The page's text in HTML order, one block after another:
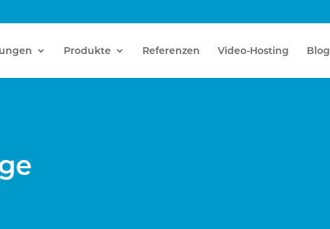
Produkte Referenzen Video-Hosting Blog